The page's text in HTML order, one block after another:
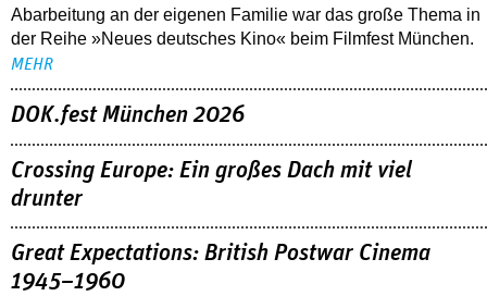
Abarbeitung an der eigenen Familie war das große Thema in
der Reihe »Neues deutsches Kino« beim Filmfest München.
MEHR
DOK.fest München 2026
Crossing Europe: Ein großes Dach mit viel
drunter
Great Expectations: British Postwar Cinema
1945–1960